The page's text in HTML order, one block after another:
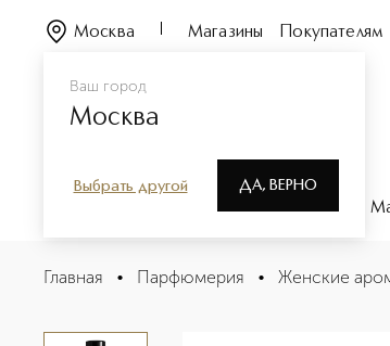
Ваш город
Москва
Выбрать другой ДА, ВЕРНО
Москва Магазины Покупателям
Парфюмерия
Mystique Духи в дорожном формате
Описание
Главная • Парфюмерия • Женские